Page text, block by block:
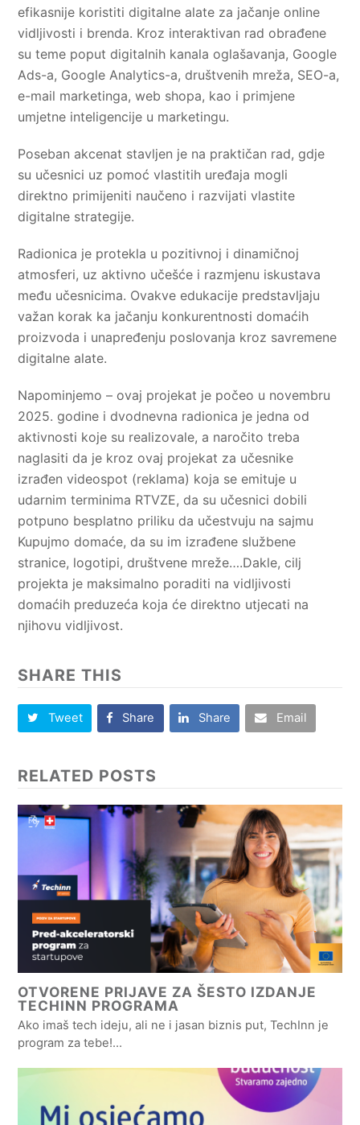
efikasnije koristiti digitalne alate za jačanje online
vidljivosti i brenda. Kroz interaktivan rad obrađene
su teme poput digitalnih kanala oglašavanja, Google
Ads-a, Google Analytics-a, društvenih mreža, SEO-a,
e-mail marketinga, web shopa, kao i primjene
umjetne inteligencije u marketingu.
Poseban akcenat stavljen je na praktičan rad, gdje
su učesnici uz pomoć vlastitih uređaja mogli
direktno primijeniti naučeno i razvijati vlastite
digitalne strategije.
Radionica je protekla u pozitivnoj i dinamičnoj
atmosferi, uz aktivno učešće i razmjenu iskustava
među učesnicima. Ovakve edukacije predstavljaju
važan korak ka jačanju konkurentnosti domaćih
proizvoda i unapređenju poslovanja kroz savremene
digitalne alate.
Napominjemo – ovaj projekat je počeo u novembru
2025. godine i dvodnevna radionica je jedna od
aktivnosti koje su realizovale, a naročito treba
naglasiti da je kroz ovaj projekat za učesnike
izrađen videospot (reklama) koja se emituje u
udarnim terminima RTVZE, da su učesnici dobili
potpuno besplatno priliku da učestvuju na sajmu
Kupujmo domaće, da su im izrađene službene
stranice, logotipi, društvene mreže….Dakle, cilj
projekta je maksimalno poraditi na vidljivosti
domaćih preduzeća koja će direktno utjecati na
njihovu vidljivost.
SHARE THIS
Tweet Share Share Email
RELATED POSTS
OTVORENE PRIJAVE ZA ŠESTO IZDANJE
TECHINN PROGRAMA
Ako imaš tech ideju, ali ne i jasan biznis put, TechInn je
program za tebe!…